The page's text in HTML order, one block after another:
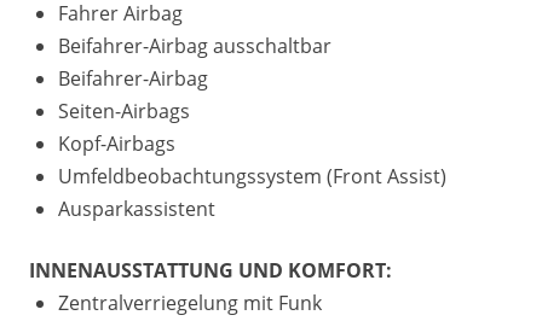
Fahrer Airbag
Beifahrer-Airbag ausschaltbar
Beifahrer-Airbag
Seiten-Airbags
Kopf-Airbags
Umfeldbeobachtungssystem (Front Assist)
Ausparkassistent
INNENAUSSTATTUNG UND KOMFORT:
Zentralverriegelung mit Funk